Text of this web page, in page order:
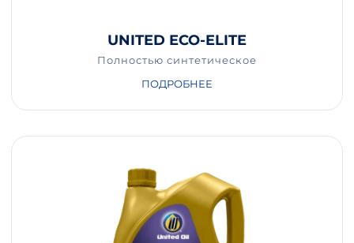
UNITED ECO-ELITE
Полностью синтетическое
ПОДРОБНЕЕ